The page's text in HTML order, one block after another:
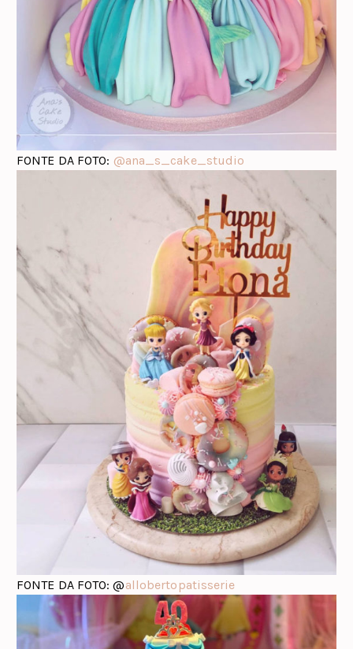
FONTE DA FOTO: @ana_s_cake_studio
FONTE DA FOTO: @allobertopatisserie